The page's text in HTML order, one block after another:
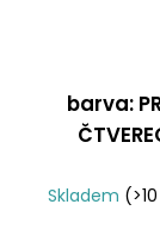
barva:
Skladem